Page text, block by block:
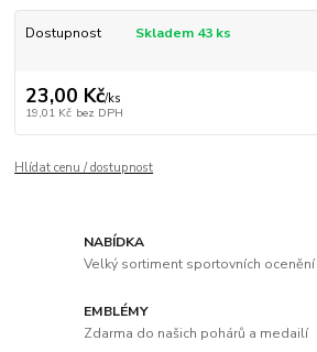
Dostupnost Skladem 43 ks
23,00 Kč/ks
19,01 Kč bez DPH
Hlídat cenu / dostupnost
NABÍDKA
Velký sortiment sportovních ocenění
EMBLÉMY
Zdarma do našich pohárů a medailí